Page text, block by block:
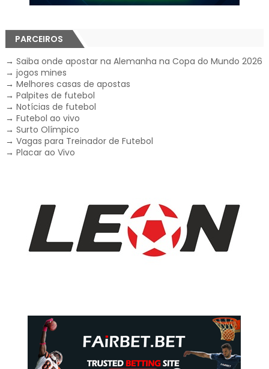
PARCEIROS
→ Saiba onde apostar na Alemanha na Copa do Mundo 2026
→ jogos mines
→ Melhores casas de apostas
→ Palpites de futebol
→ Notícias de futebol
→ Futebol ao vivo
→ Surto Olímpico
→ Vagas para Treinador de Futebol
→ Placar ao Vivo